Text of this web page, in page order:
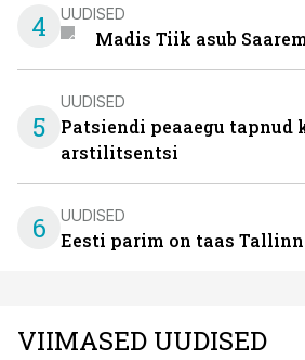
4 UUDISED
Madis Tiik asub
5
UUDISED
Patsiendi peaaegu tapnud
arstilitsentsi
6 UUDISED
Eesti parim on taas
VIIMASED UUDISED